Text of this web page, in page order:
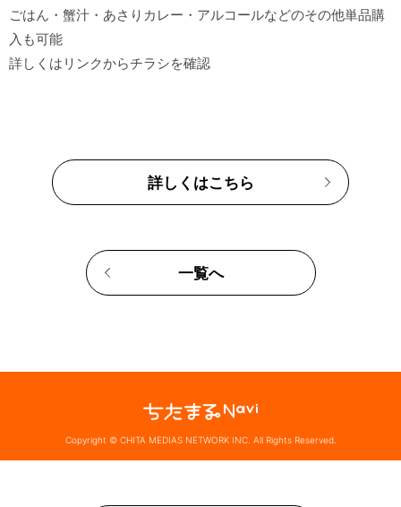
ごはん・蟹汁・あさりカレー・アルコールなどのその他単品購
入も可能
詳しくはこちら
一覧へ
Copyright © CHITA MEDIAS NETWORK INC. All Rights Reserved.